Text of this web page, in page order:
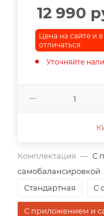
Комплектация — С
самобалансировкой
Стандартная
С
С приложением и
12 990
Цена на сайте и
отличаться
Уточняйте